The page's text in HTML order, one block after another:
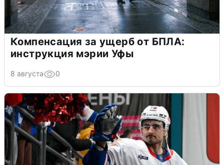
Компенсация за ущерб от БПЛА:
инструкция мэрии Уфы
8 августа 0